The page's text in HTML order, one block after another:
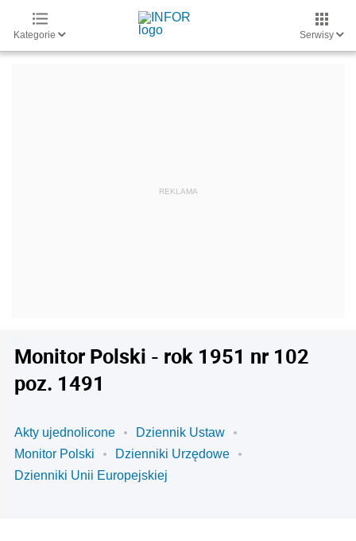
Kategorie Serwisy
Monitor Polski - rok 1951 nr 102
poz. 1491
Akty ujednolicone
Dziennik Ustaw
Monitor Polski
Dzienniki Urzędowe
Dzienniki Unii Europejskiej